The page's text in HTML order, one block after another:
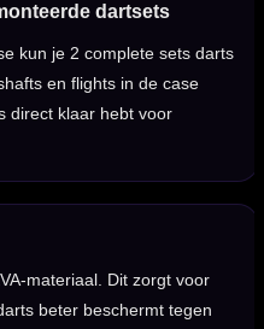
dartsets
kun je 2 complete sets darts
en flights in de case
direct klaar hebt voor
materiaal. Dit zorgt voor
beter beschermt tegen